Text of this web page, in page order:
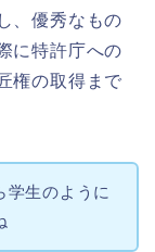
、優秀なもの
に特許庁への
権の取得まで
学生のように